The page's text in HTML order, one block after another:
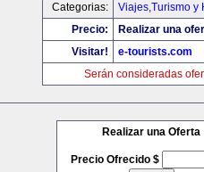
Categorias:
Viajes,Turismo y
Precio:
Realizar una
Visitar!
e-tourists.com
Serán consideradas
Realizar una Oferta
Precio Ofrecido $